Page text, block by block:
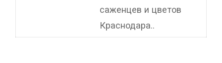
саженцев и цветов
Краснодара..